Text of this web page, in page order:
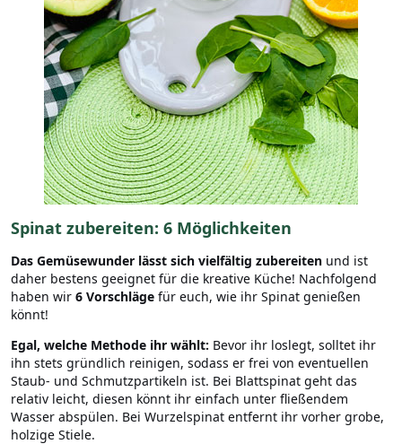
Spinat zubereiten: 6 Möglichkeiten
Das Gemüsewunder lässt sich vielfältig zubereiten und ist
daher bestens geeignet für die kreative Küche! Nachfolgend
haben wir 6 Vorschläge für euch, wie ihr Spinat genießen
könnt!
Egal, welche Methode ihr wählt: Bevor ihr loslegt, solltet ihr
ihn stets gründlich reinigen, sodass er frei von eventuellen
Staub- und Schmutzpartikeln ist. Bei Blattspinat geht das
relativ leicht, diesen könnt ihr einfach unter fließendem
Wasser abspülen. Bei Wurzelspinat entfernt ihr vorher grobe,
holzige Stiele.